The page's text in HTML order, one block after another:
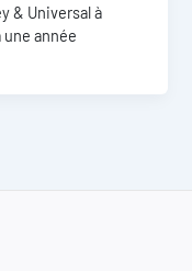
& Universal à
année